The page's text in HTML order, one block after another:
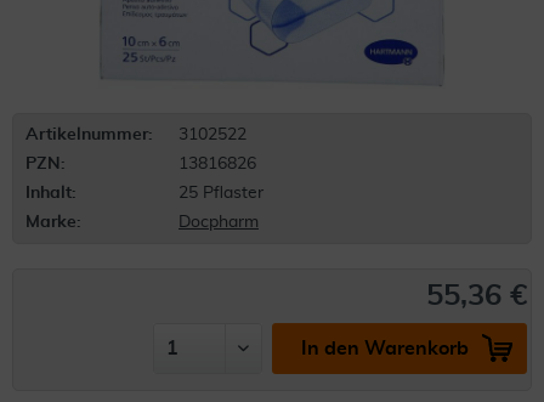
Artikelnummer:
3102522
PZN:
13816826
Inhalt:
25 Pflaster
Marke:
Docpharm
55,36 €
In den Warenkorb